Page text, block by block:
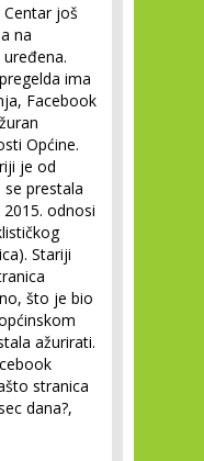
još
na
ima
Facebook
Općine.
je od
prestala
odnosi
Stariji
što je bio
ažurirati.
stranica
dana?,